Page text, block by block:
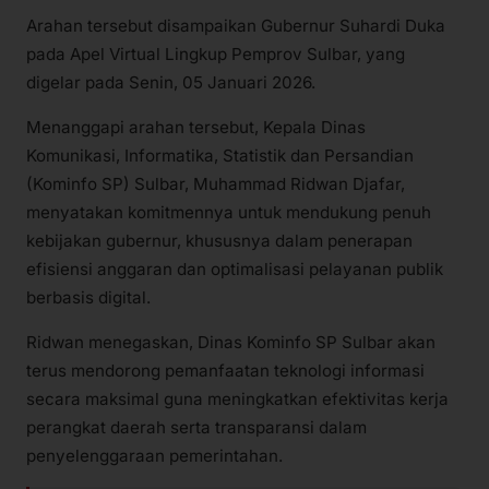
Arahan tersebut disampaikan Gubernur Suhardi Duka
pada Apel Virtual Lingkup Pemprov Sulbar, yang
digelar pada Senin, 05 Januari 2026.
Menanggapi arahan tersebut, Kepala Dinas
Komunikasi, Informatika, Statistik dan Persandian
(Kominfo SP) Sulbar, Muhammad Ridwan Djafar,
menyatakan komitmennya untuk mendukung penuh
kebijakan gubernur, khususnya dalam penerapan
efisiensi anggaran dan optimalisasi pelayanan publik
berbasis digital.
Ridwan menegaskan, Dinas Kominfo SP Sulbar akan
terus mendorong pemanfaatan teknologi informasi
secara maksimal guna meningkatkan efektivitas kerja
perangkat daerah serta transparansi dalam
penyelenggaraan pemerintahan.